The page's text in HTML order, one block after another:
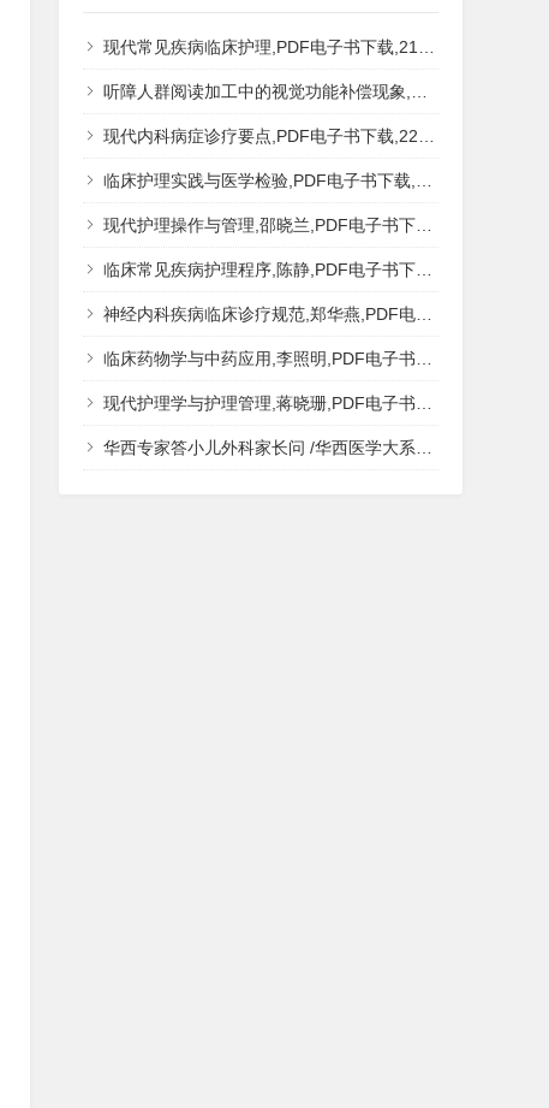
现代常见疾病临床护理,PDF电子书下载,217MB,网盘资源
听障人群阅读加工中的视觉功能补偿现象,秦钊,PDF电子书下载,网盘资源
现代内科病症诊疗要点,PDF电子书下载,223MB,网盘资源
临床护理实践与医学检验,PDF电子书下载,193MB,网盘资源
现代护理操作与管理,邵晓兰,PDF电子书下载,242MB,网盘资源
临床常见疾病护理程序,陈静,PDF电子书下载,185MB,网盘资源
神经内科疾病临床诊疗规范,郑华燕,PDF电子书下载,188MB,网盘资源
临床药物学与中药应用,李照明,PDF电子书下载,202MB,网盘资源
现代护理学与护理管理,蒋晓珊,PDF电子书下载,223MB,网盘资源
华西专家答小儿外科家长问 /华西医学大系?医学科普,PDF电子书网盘下载